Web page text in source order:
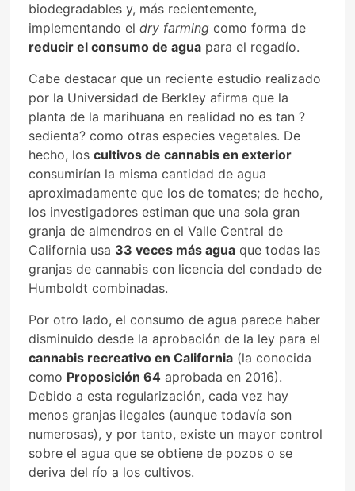
biodegradables y, más recientemente,
implementando el dry farming como forma de
reducir el consumo de agua para el regadío.
Cabe destacar que un reciente estudio realizado
por la Universidad de Berkley afirma que la
planta de la marihuana en realidad no es tan ?
sedienta? como otras especies vegetales. De
hecho, los cultivos de cannabis en exterior
consumirían la misma cantidad de agua
aproximadamente que los de tomates; de hecho,
los investigadores estiman que una sola gran
granja de almendros en el Valle Central de
California usa 33 veces más agua que todas las
granjas de cannabis con licencia del condado de
Humboldt combinadas.
Por otro lado, el consumo de agua parece haber
disminuido desde la aprobación de la ley para el
cannabis recreativo en California (la conocida
como Proposición 64 aprobada en 2016).
Debido a esta regularización, cada vez hay
menos granjas ilegales (aunque todavía son
numerosas), y por tanto, existe un mayor control
sobre el agua que se obtiene de pozos o se
deriva del río a los cultivos.